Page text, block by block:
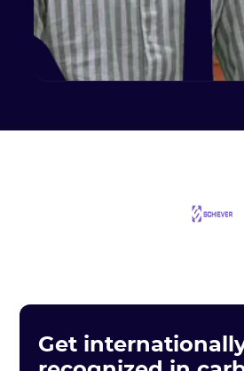
Get